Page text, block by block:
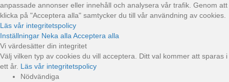
anpassade annonser eller innehåll och analysera vår trafik. Genom att
klicka på "Acceptera alla" samtycker du till vår användning av cookies.
Läs vår integritetspolicy
Inställningar Neka allaAcceptera alla
Vi värdesätter din integritet
Välj vilken typ av cookies du vill acceptera. Ditt val kommer att sparas i
ett år. Läs vår integritetspolicy
Nödvändiga